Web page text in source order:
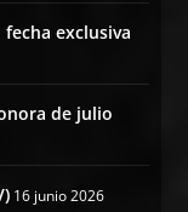
fecha exclusiva
de julio
16 junio 2026